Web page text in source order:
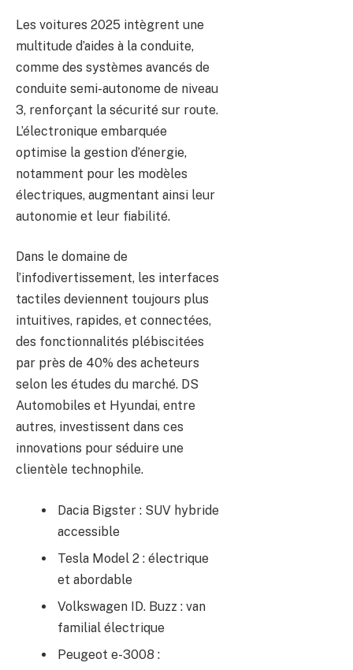
Les voitures 2025 intègrent une
multitude d’aides à la conduite,
comme des systèmes avancés de
conduite semi-autonome de niveau
3, renforçant la sécurité sur route.
L’électronique embarquée
optimise la gestion d’énergie,
notamment pour les modèles
électriques, augmentant ainsi leur
autonomie et leur fiabilité.
Dans le domaine de
l’infodivertissement, les interfaces
tactiles deviennent toujours plus
intuitives, rapides, et connectées,
des fonctionnalités plébiscitées
par près de 40% des acheteurs
selon les études du marché. DS
Automobiles et Hyundai, entre
autres, investissent dans ces
innovations pour séduire une
clientèle technophile.
Dacia Bigster : SUV hybride
accessible
Tesla Model 2 : électrique
et abordable
Volkswagen ID. Buzz : van
familial électrique
Peugeot e-3008 :